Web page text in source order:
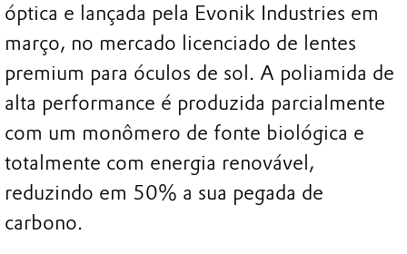
óptica e lançada pela Evonik Industries em
março, no mercado licenciado de lentes
premium para óculos de sol. A poliamida de
alta performance é produzida parcialmente
com um monômero de fonte biológica e
totalmente com energia renovável,
reduzindo em 50% a sua pegada de
carbono.